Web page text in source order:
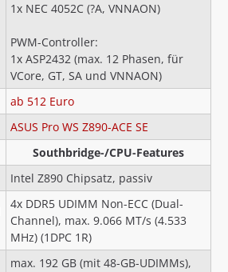
1x NEC 4052C (?A, VNNAON)
PWM-Controller:
1x ASP2432 (max. 12 Phasen, für
VCore, GT, SA und VNNAON)
ab 512 Euro
ASUS Pro WS Z890-ACE SE
Southbridge-/CPU-Features
Intel Z890 Chipsatz, passiv
4x DDR5 UDIMM Non-ECC (Dual-
Channel), max. 9.066 MT/s (4.533
MHz) (1DPC 1R)
max. 192 GB (mit 48-GB-UDIMMs),